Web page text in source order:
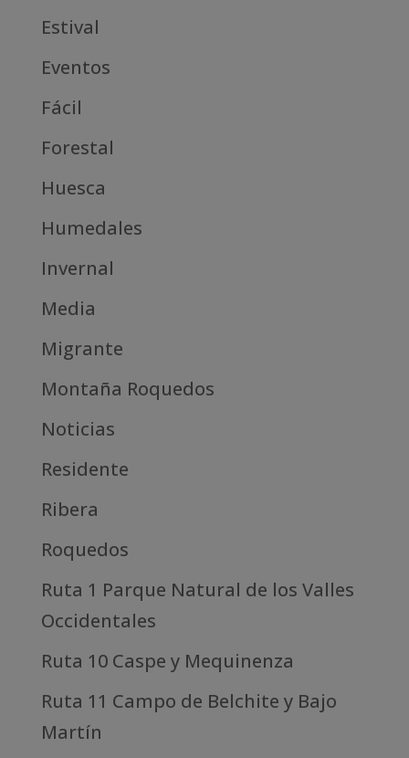
Estival
Eventos
Fácil
Forestal
Huesca
Humedales
Invernal
Media
Migrante
Montaña Roquedos
Noticias
Residente
Ribera
Roquedos
Ruta 1 Parque Natural de los Valles
Occidentales
Ruta 10 Caspe y Mequinenza
Ruta 11 Campo de Belchite y Bajo
Martín